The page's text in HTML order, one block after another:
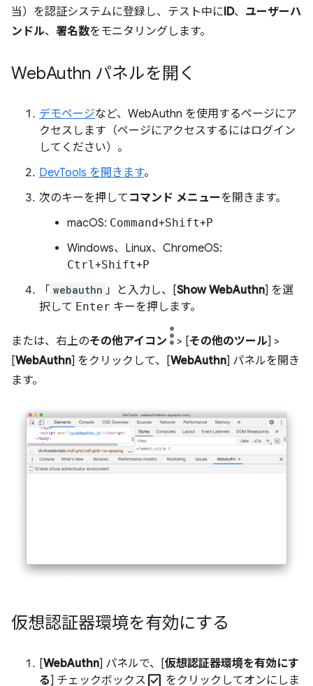
当）を認証システムに登録し、テスト中にID、 ユーザーハ
ンドル、 署名数をモニタリングします。
WebAuthn パネルを開く
デモページなど、WebAuthn を使用するページにア
クセスします（ページにアクセスするにはログイン
してください）。
DevTools を開きます。
次のキーを押して コマンド メニューを開きます。
macOS: Command+Shift+P
Windows、Linux、ChromeOS:
Ctrl+Shift+P
「 webauthn 」と入力し、[Show WebAuthn] を選
択して Enter キーを押します。
または、右上のその他アイコン > [その他のツール] >
[WebAuthn] をクリックして、[WebAuthn] パネルを開き
ます。
仮想認証器環境を有効にする
[WebAuthn] パネルで、[仮想認証器環境を有効にす
る] チェックボックス check_box をクリックしてオンにしま